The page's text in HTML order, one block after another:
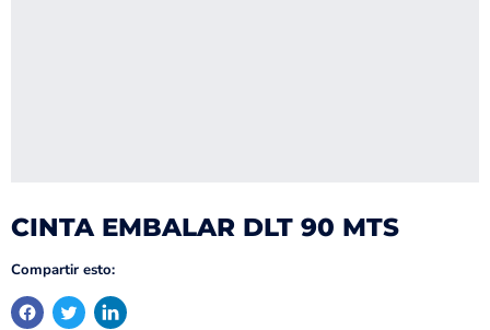
CINTA EMBALAR DLT 90 MTS
Compartir esto: